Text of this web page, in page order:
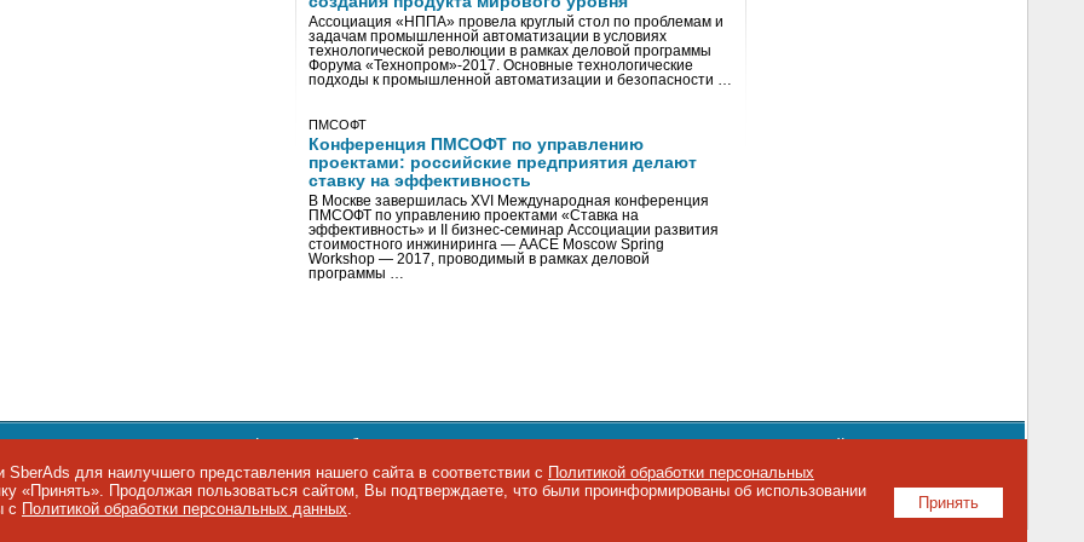
Ассоциация «НППА» провела круглый стол по проблемам и
задачам промышленной автоматизации в условиях
технологической революции в рамках деловой программы
Форума «Технопром»-2017. Основные технологические
подходы к промышленной автоматизации и безопасности …
ПМСОФТ
Конференция ПМСОФТ по управлению
проектами: российские предприятия делают
ставку на эффективность
В Москве завершилась XVI Международная конференция
ПМСОФТ по управлению проектами «Ставка на
эффективность» и II бизнес-семинар Ассоциации развития
стоимостного инжиниринга — AACE Moscow Spring
Workshop — 2017, проводимый в рамках деловой
программы …
персональных данных,информация об авторских правах и порядке использования материалов сайта
+7 495 974-22-60. Факс: +7 495 974-22-63. E-mail:
siteeditor@iemag.ru
IT-рынка Принять
для наилучшего представления нашего сайта в соответствии с Политикой обработки персональных
«Принять». Продолжая пользоваться сайтом, Вы подтверждаете, что были проинформированы об использовании
с Политикой обработки персональных данных.